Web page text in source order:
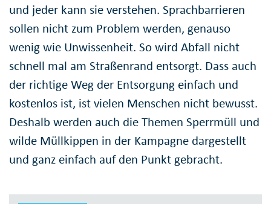
und jeder kann sie verstehen. Sprachbarrieren
sollen nicht zum Problem werden, genauso
wenig wie Unwissenheit. So wird Abfall nicht
schnell mal am Straßenrand entsorgt. Dass auch
der richtige Weg der Entsorgung einfach und
kostenlos ist, ist vielen Menschen nicht bewusst.
Deshalb werden auch die Themen Sperrmüll und
wilde Müllkippen in der Kampagne dargestellt
und ganz einfach auf den Punkt gebracht.